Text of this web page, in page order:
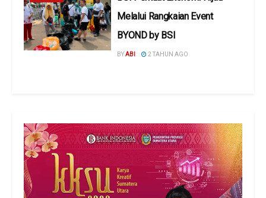
Melalui Rangkaian Event
BYOND by BSI
BYABI 2 TAHUN AGO